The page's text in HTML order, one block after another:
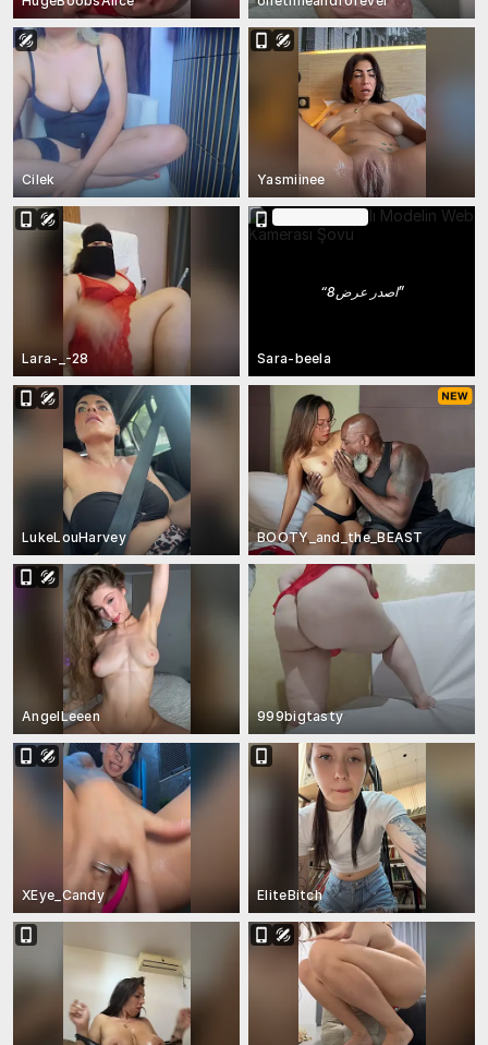
Cilek Yasmiinee
Lara-_-28
“ اصدر عرض8”
Sara-beela
LukeLouHarvey BOOTY_and_the_BEAST
AngelLeeen 999bigtasty
XEye_Candy EliteBitch